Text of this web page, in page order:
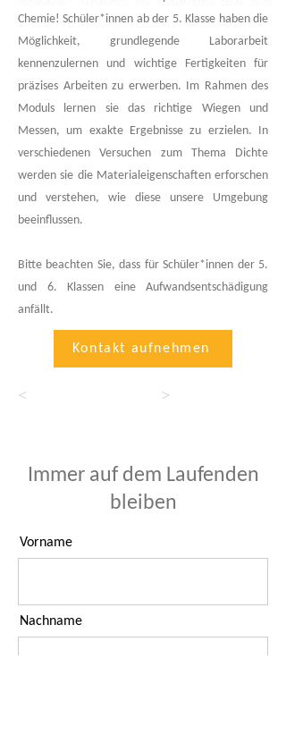
Chemie! Schüler*innen ab der 5. Klasse haben die
Möglichkeit, grundlegende Laborarbeit
kennenzulernen und wichtige Fertigkeiten für
präzises Arbeiten zu erwerben. Im Rahmen des
Moduls lernen sie das richtige Wiegen und
Messen, um exakte Ergebnisse zu erzielen. In
verschiedenen Versuchen zum Thema Dichte
werden sie die Materialeigenschaften erforschen
und verstehen, wie diese unsere Umgebung
beeinflussen.
Bitte beachten Sie, dass für Schüler*innen der 5.
und 6. Klassen eine Aufwandsentschädigung
anfällt.
Kontakt aufnehmen
< >
Immer auf dem Laufenden
bleiben
Vorname
Nachname